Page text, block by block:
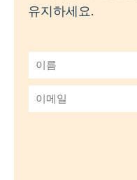
유지하세요.
름
*
메